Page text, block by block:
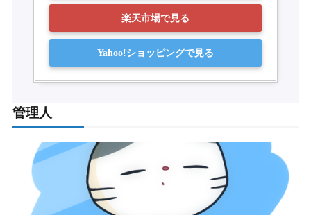
楽天市場で見る
Yahoo!ショッピングで見る
管理人